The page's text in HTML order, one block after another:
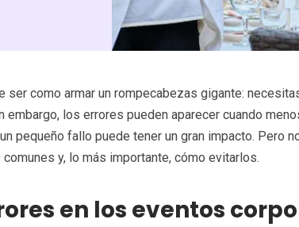
ser como armar un rompecabezas gigante:
embargo, los errores pueden aparecer cuando
pequeño fallo puede tener un gran impacto. Pero
y, lo más importante, cómo evitarlos.
en los eventos